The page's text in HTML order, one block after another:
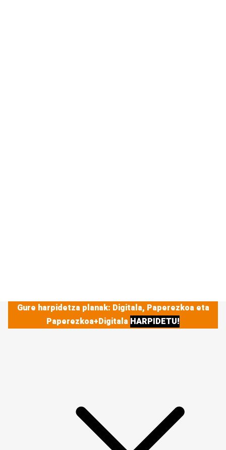
Gure harpidetza planak: Digitala, Paperezkoa eta
Paperezkoa+Digitala HARPIDETU!